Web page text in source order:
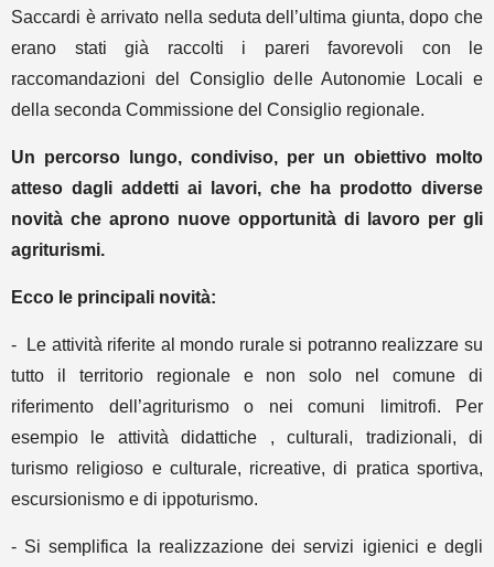
Saccardi è arrivato nella seduta dell’ultima giunta, dopo che
erano stati già raccolti i pareri favorevoli con le
raccomandazioni del Consiglio delle Autonomie Locali e
della seconda Commissione del Consiglio regionale.
Un percorso lungo, condiviso, per un obiettivo molto
atteso dagli addetti ai lavori, che ha prodotto diverse
novità che aprono nuove opportunità di lavoro per gli
agriturismi.
Ecco le principali novità:
- Le attività riferite al mondo rurale si potranno realizzare su
tutto il territorio regionale e non solo nel comune di
riferimento dell’agriturismo o nei comuni limitrofi. Per
esempio le attività didattiche , culturali, tradizionali, di
turismo religioso e culturale, ricreative, di pratica sportiva,
escursionismo e di ippoturismo.
- Si semplifica la realizzazione dei servizi igienici e degli